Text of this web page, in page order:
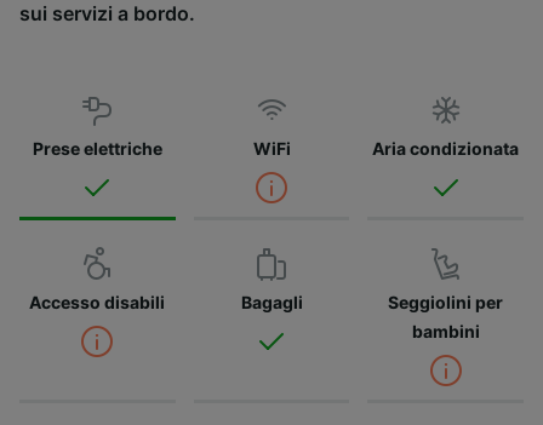
sui servizi a bordo.
Prese elettriche WiFi Aria condizionata
Accesso disabili Bagagli
Seggiolini per
bambini